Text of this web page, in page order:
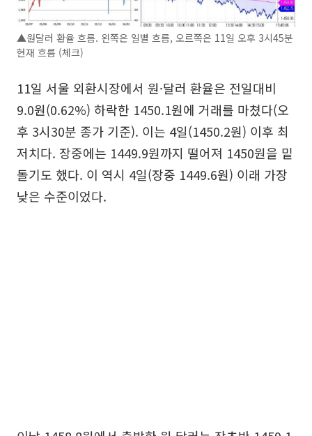
▲원달러 환율 흐름. 왼쪽은 일별 흐름, 오르쪽은 11일 오후 3시45분
현재 흐름 (체크)
11일 서울 외환시장에서 원·달러 환율은 전일대비
9.0원(0.62%) 하락한 1450.1원에 거래를 마쳤다(오
후 3시30분 종가 기준). 이는 4일(1450.2원) 이후 최
저치다. 장중에는 1449.9원까지 떨어져 1450원을 밑
돌기도 했다. 이 역시 4일(장중 1449.6원) 이래 가장
낮은 수준이었다.